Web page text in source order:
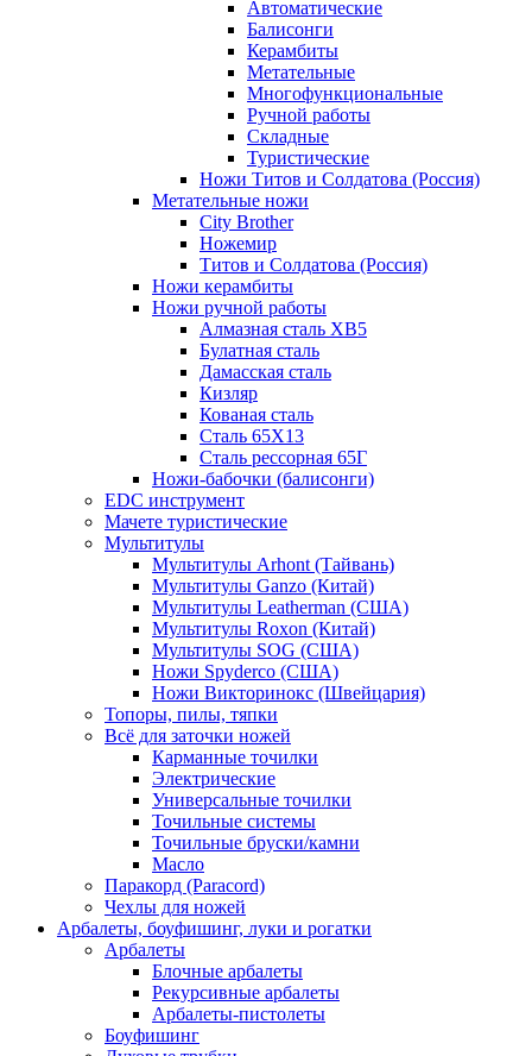
Автоматические
Балисонги
Керамбиты
Метательные
Многофункциональные
Ручной работы
Складные
Туристические
Ножи Титов и Солдатова (Россия)
Метательные ножи
City Brother
Ножемир
Титов и Солдатова (Россия)
Ножи керамбиты
Ножи ручной работы
Алмазная сталь ХВ5
Булатная сталь
Дамасская сталь
Кизляр
Кованая сталь
Сталь 65Х13
Сталь рессорная 65Г
Ножи-бабочки (балисонги)
EDC инструмент
Мачете туристические
Мультитулы
Мультитулы Arhont (Тайвань)
Мультитулы Ganzo (Китай)
Мультитулы Leatherman (США)
Мультитулы Roxon (Китай)
Мультитулы SOG (США)
Ножи Spyderco (США)
Ножи Викторинокс (Швейцария)
Топоры, пилы, тяпки
Всё для заточки ножей
Карманные точилки
Электрические
Универсальные точилки
Точильные системы
Точильные бруски/камни
Масло
Паракорд (Paracord)
Чехлы для ножей
Арбалеты, боуфишинг, луки и рогатки
Арбалеты
Блочные арбалеты
Рекурсивные арбалеты
Арбалеты-пистолеты
Боуфишинг